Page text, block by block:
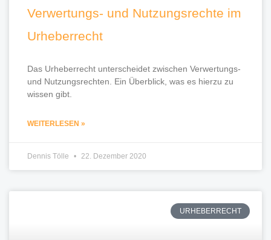
Verwertungs- und Nutzungsrechte im
Urheberrecht
Das Urheberrecht unterscheidet zwischen Verwertungs-
und Nutzungsrechten. Ein Überblick, was es hierzu zu
wissen gibt.
WEITERLESEN »
Dennis Tölle 22. Dezember 2020
URHEBERRECHT